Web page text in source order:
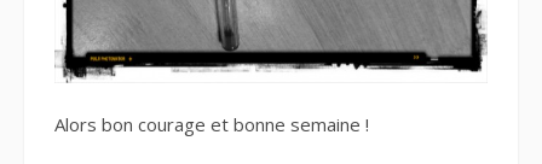
Alors bon courage et bonne semaine !